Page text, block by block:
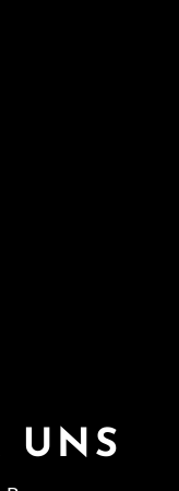
UNS